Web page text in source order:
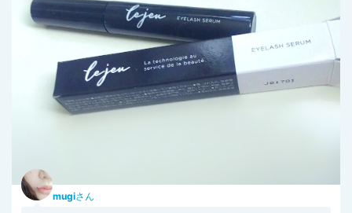
mugiさん